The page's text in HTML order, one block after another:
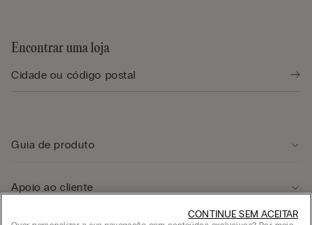
Encontrar uma loja
Guia de produto
Apoio ao cliente
CONTINUE SEM ACEITAR